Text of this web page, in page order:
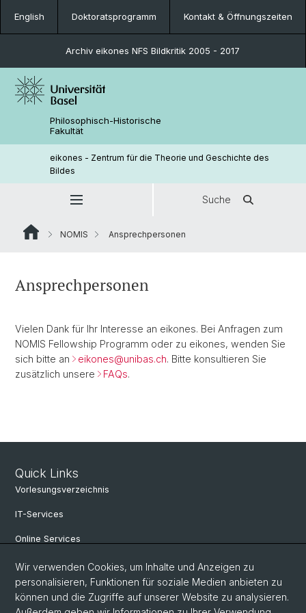
English Doktoratsprogramm Kontakt & Öffnungszeiten
Archiv eikones NFS Bildkritik 2005 - 2017
Philosophisch-Historische
Fakultät
eikones - Zentrum für die Theorie und Geschichte des
Bildes
Suche
NOMIS Ansprechpersonen
Ansprechpersonen
Vielen Dank für Ihr Interesse an eikones. Bei Anfragen zum
NOMIS Fellowship Programm oder zu eikones, wenden Sie
sich bitte an
eikones@unibas.ch. Bitte konsultieren Sie
zusätzlich unsere
FAQs.
Quick Links
Vorlesungsverzeichnis
IT-Services
Online Services
Personensuche
Veranstaltungen
Wir verwenden Cookies, um Inhalte und Anzeigen zu
personalisieren, Funktionen für soziale Medien anbieten zu
können und die Zugriffe auf unserer Website zu analysieren.